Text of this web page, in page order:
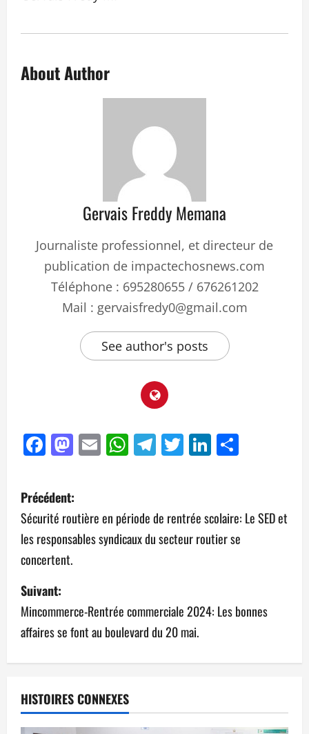
About Author
Gervais Freddy Memana
Journaliste professionnel, et directeur de
publication de impactechosnews.com
Téléphone : 695280655 / 676261202
Mail : gervaisfredy0@gmail.com
See author's posts
Facebook
Mastodon
EmailWhatsApp
Telegram
TwitterLinkedIn
Précédent:
Sécurité routière en période de rentrée scolaire: Le SED et
les responsables syndicaux du secteur routier se
concertent.
Suivant:
Mincommerce-Rentrée commerciale 2024: Les bonnes
affaires se font au boulevard du 20 mai.
HISTOIRES CONNEXES